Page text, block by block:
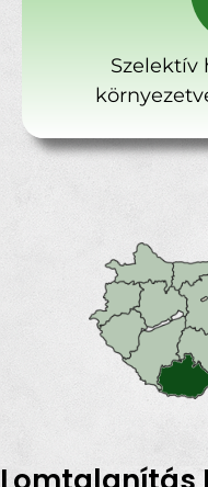
Szelektív